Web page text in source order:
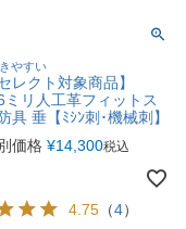
やすい
レクト対象商品】
ミリ人工革フィットス
具 垂【ﾐｼﾝ刺･機械刺】
価格 ¥14,300税込
4.75 （4）